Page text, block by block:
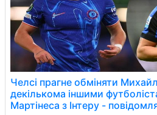
Челсі прагне обміняти
декількома іншими
Мартінеса з Інтеру -